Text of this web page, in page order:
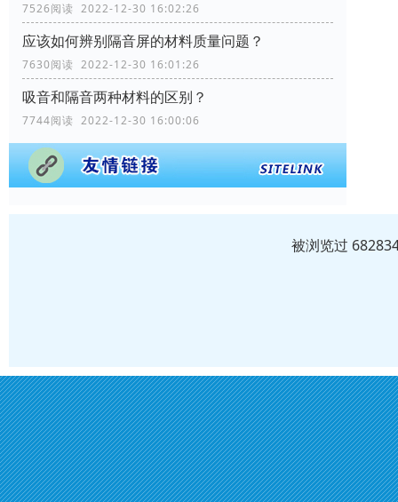
7526阅读 2022-12-30 16:02:26
应该如何辨别隔音屏的材料质量问题？
7630阅读 2022-12-30 16:01:26
吸音和隔音两种材料的区别？
7744阅读 2022-12-30 16:00:06
被浏览过